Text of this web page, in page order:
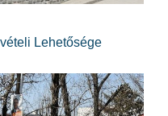
Lehetősége